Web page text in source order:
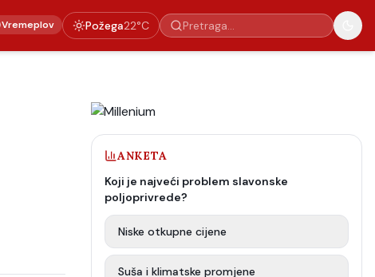
Vremeplov Požega22°C
ANKETA
Koji je najveći problem slavonske
poljoprivrede?
Niske otkupne cijene
Suša i klimatske promjene